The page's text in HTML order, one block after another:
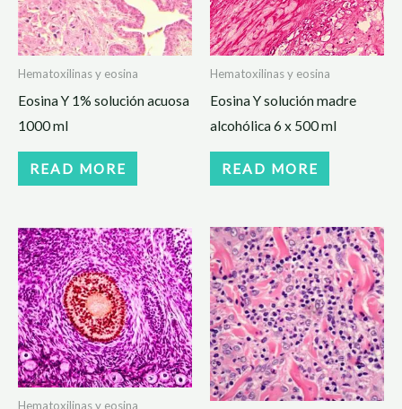
Hematoxilinas y eosina
Eosina Y 1% solución acuosa
1000 ml
READ MORE
Hematoxilinas y eosina
Eosina Y solución madre
alcohólica 6 x 500 ml
READ MORE
Hematoxilinas y eosina